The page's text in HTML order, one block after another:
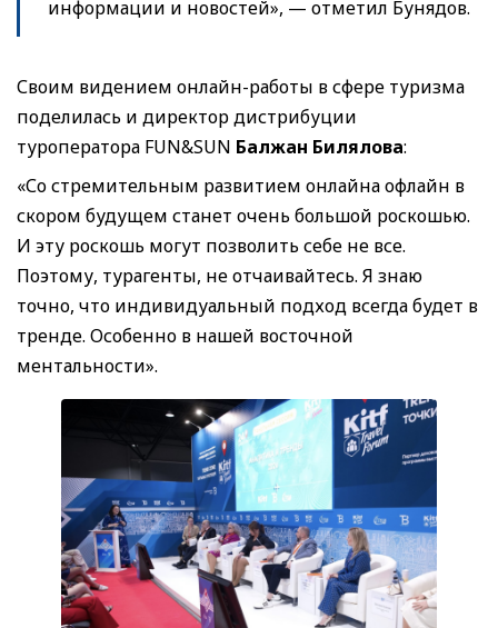
информации и новостей», — отметил Бунядов.
Своим видением онлайн-работы в сфере туризма
поделилась и директор дистрибуции
туроператора FUN&SUN Балжан Билялова:
«Со стремительным развитием онлайна офлайн в
скором будущем станет очень большой роскошью.
И эту роскошь могут позволить себе не все.
Поэтому, турагенты, не отчаивайтесь. Я знаю
точно, что индивидуальный подход всегда будет в
тренде. Особенно в нашей восточной
ментальности».